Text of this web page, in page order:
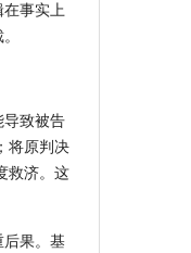
事实上
导致被告
将原判决
救济。这
后果。基